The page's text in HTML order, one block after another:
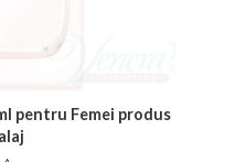
pentru Femei produs